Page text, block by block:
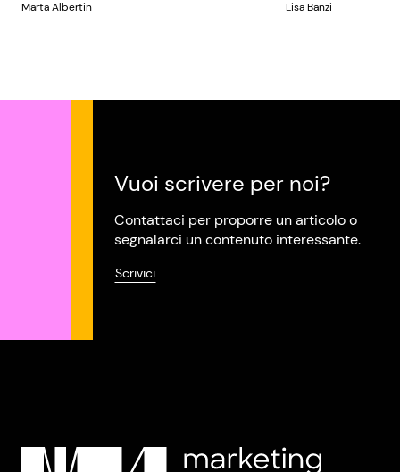
Marta Albertin Lisa Banzi
Vuoi scrivere per noi?
Contattaci per proporre un articolo o
segnalarci un contenuto interessante.
Scrivici